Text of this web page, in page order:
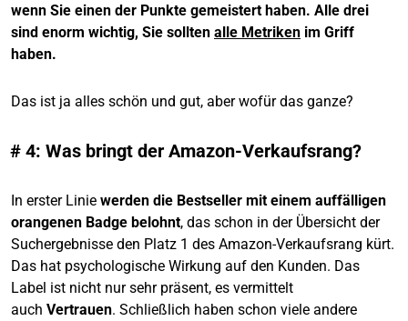
wenn Sie einen der Punkte gemeistert haben. Alle drei
sind enorm wichtig, Sie sollten alle Metriken im Griff
haben.
Das ist ja alles schön und gut, aber wofür das ganze?
# 4: Was bringt der Amazon-Verkaufsrang?
In erster Linie werden die Bestseller mit einem auffälligen
orangenen Badge belohnt, das schon in der Übersicht der
Suchergebnisse den Platz 1 des Amazon-Verkaufsrang kürt.
Das hat psychologische Wirkung auf den Kunden. Das
Label ist nicht nur sehr präsent, es vermittelt
auch Vertrauen. Schließlich haben schon viele andere